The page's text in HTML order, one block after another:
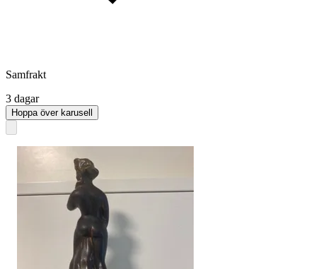
Samfrakt
3 dagar
Hoppa över karusell